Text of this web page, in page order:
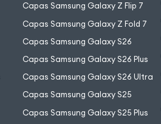
Capas Samsung Galaxy Z Flip 7
Capas Samsung Galaxy Z Fold 7
Capas Samsung Galaxy S26
Capas Samsung Galaxy S26 Plus
Capas Samsung Galaxy S26 Ultra
Capas Samsung Galaxy S25
Capas Samsung Galaxy S25 Plus